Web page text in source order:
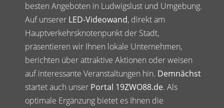
besten Angeboten in Ludwigslust und Umgebung.
Auf unserer LED-Videowand, direkt am
Hauptverkehrsknotenpunkt der Stadt,
präsentieren wir Ihnen lokale Unternehmen,
berichten über attraktive Aktionen oder weisen
auf interessante Veranstaltungen hin. Demnächst
startet auch unser Portal 19ZWO88.de. Als
optimale Ergänzung bietet es Ihnen die